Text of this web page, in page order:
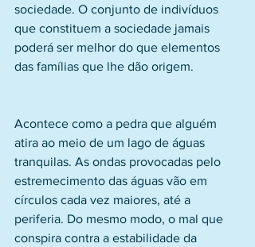
sociedade. O conjunto de indivíduos
que constituem a sociedade jamais
poderá ser melhor do que elementos
das famílias que lhe dão origem.
Acontece como a pedra que alguém
atira ao meio de um lago de águas
tranquilas. As ondas provocadas pelo
estremecimento das águas vão em
círculos cada vez maiores, até a
periferia. Do mesmo modo, o mal que
conspira contra a estabilidade da